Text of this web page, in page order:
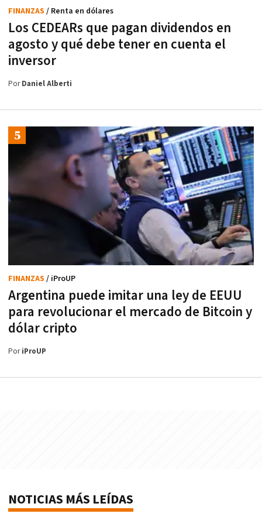
Los CEDEARs que pagan dividendos en
agosto y qué debe tener en cuenta el
inversor
FINANZAS / Renta en dólares
PorDaniel Alberti
Argentina puede imitar una ley de EEUU
para revolucionar el mercado de Bitcoin y
dólar cripto
FINANZAS / iProUP
PoriProUP
NOTICIAS MÁS LEÍDAS